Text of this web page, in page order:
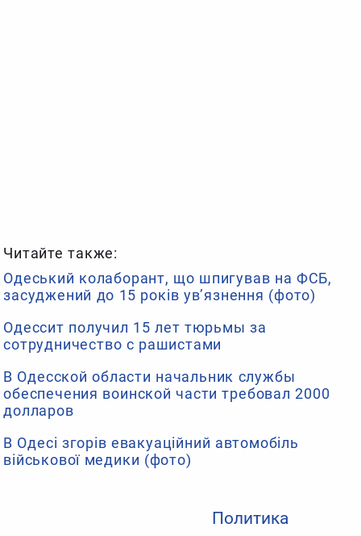
Политика
Читайте также:
Одеський колаборант, що шпигував на ФСБ,
засуджений до 15 років ув’язнення (фото)
Одессит получил 15 лет тюрьмы за
сотрудничество с рашистами
В Одесской области начальник службы
обеспечения воинской части требовал 2000
долларов
В Одесі згорів евакуаційний автомобіль
військової медики (фото)